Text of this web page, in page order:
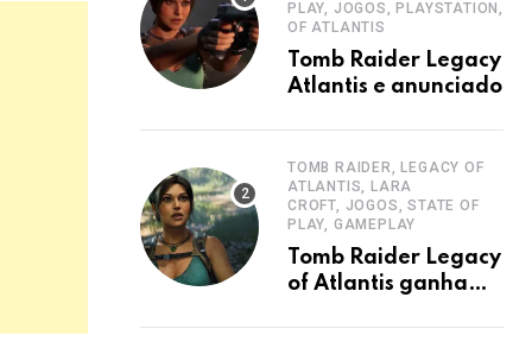
PLAY, JOGOS, PLAYSTATION,
OF ATLANTIS
Tomb Raider Legacy of
Atlantis e anunciado
TOMB RAIDER, LEGACY OF
ATLANTIS, LARA
CROFT, JOGOS, STATE OF
PLAY, GAMEPLAY
Tomb Raider Legacy
of Atlantis ganha